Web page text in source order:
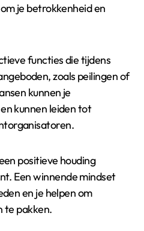
je betrokkenheid en
functies die tijdens
zoals peilingen of
kunnen je
kunnen leiden tot
positieve houding
Een winnende mindset
en je helpen om
te pakken.